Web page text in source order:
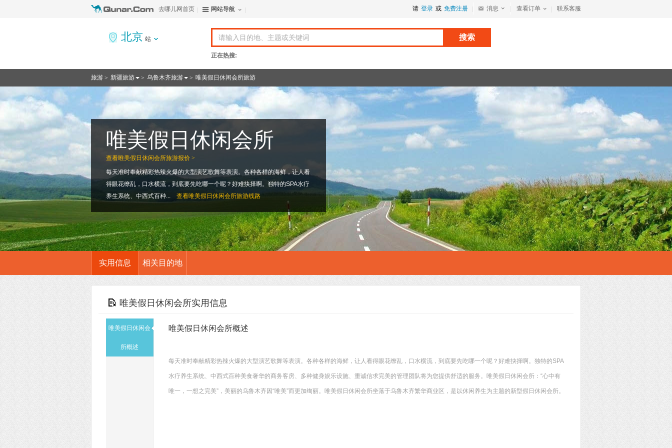
请 登录 或 免费注册 消息 查看订单 联系客服
去哪儿网首页 网站导航
北京 站 搜索
正在热搜:
旅游 > 新疆旅游 > 乌鲁木齐旅游 > 唯美假日休闲会所旅游
查看唯美假日休闲会所旅游报价 >
唯美假日休闲会所
每天准时奉献精彩热辣火爆的大型演艺歌舞等表演。各种各样的海鲜，让人看
得眼花缭乱，口水横流，到底要先吃哪一个呢？好难抉择啊。独特的SPA水疗
养生系统、中西式百种...
查看唯美假日休闲会所旅游线路
实用信息 相关目的地
唯美假日休闲会所实用信息
唯美假日休闲会
所概述
唯美假日休闲会所概述
每天准时奉献精彩热辣火爆的大型演艺歌舞等表演。各种各样的海鲜，让人看得眼花缭乱，口水横流，到底要先吃哪一个呢？好难抉择啊。独特的SPA
水疗养生系统、中西式百种美食奢华的商务客房、多种健身娱乐设施、重诚信求完美的管理团队将为您提供舒适的服务。唯美假日休闲会所：“心中有
唯一，一想之完美”，美丽的乌鲁木齐因“唯美”而更加绚丽。唯美假日休闲会所坐落于乌鲁木齐繁华商业区，是以休闲养生为主题的新型假日休闲会所。